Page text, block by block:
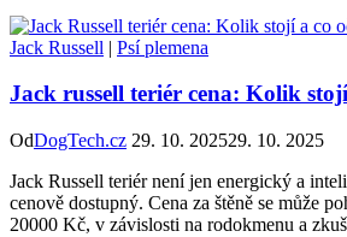
Jack Russell | Psí plemena
Jack russell teriér cena: Kolik
OdDogTech.cz 29. 10. 202529. 10. 2025
Jack Russell teriér není jen energický a
cenově dostupný. Cena za štěně se může
20000 Kč, v závislosti na rodokmenu a